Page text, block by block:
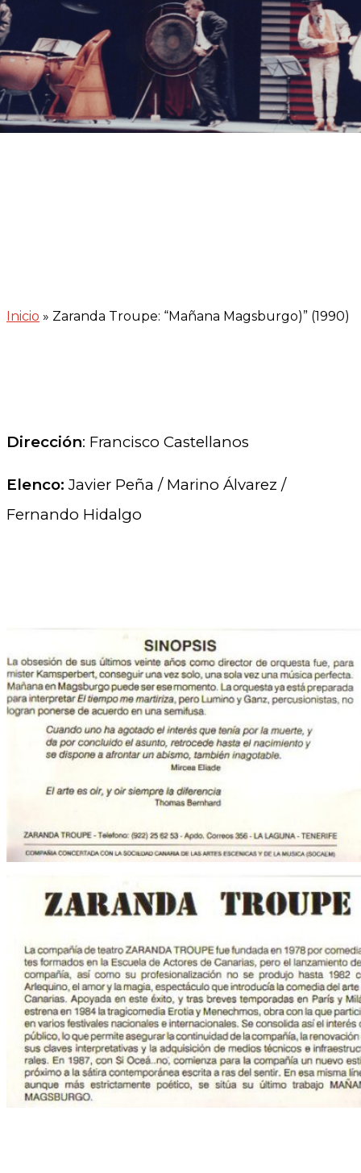
Inicio » Zaranda Troupe: “Mañana Magsburgo)” (1990)
Dirección: Francisco Castellanos
Elenco:Javier Peña / Marino Álvarez /
Fernando Hidalgo